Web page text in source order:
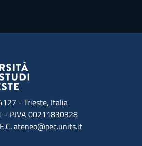
- Trieste, Italia
- P.IVA 00211830328
ateneo@pec.units.it